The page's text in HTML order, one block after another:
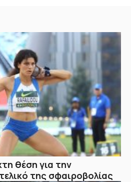
θέση για την
της σφαιροβολίας